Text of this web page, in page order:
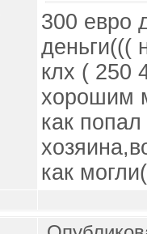
300 евро
деньги(((
клх ( 250
хорошим
как
как